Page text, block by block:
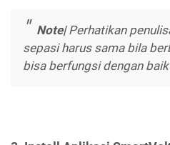
Note|Perhatikan
sepasi harus sama bila
bisa berfungsi dengan baik